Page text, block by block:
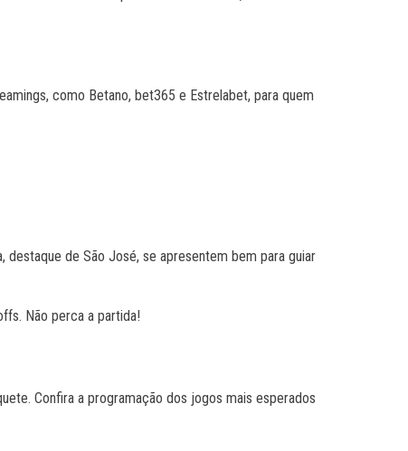
como Betano, bet365 e Estrelabet, para quem
de São José, se apresentem bem para guiar
Não perca a partida!
Confira a programação dos jogos mais esperados